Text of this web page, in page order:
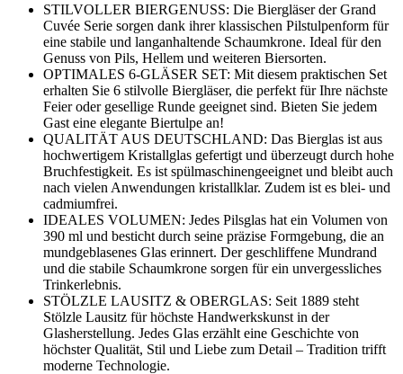
STILVOLLER BIERGENUSS: Die Biergläser der Grand
Cuvée Serie sorgen dank ihrer klassischen Pilstulpenform für
eine stabile und langanhaltende Schaumkrone. Ideal für den
Genuss von Pils, Hellem und weiteren Biersorten.
OPTIMALES 6-GLÄSER SET: Mit diesem praktischen Set
erhalten Sie 6 stilvolle Biergläser, die perfekt für Ihre nächste
Feier oder gesellige Runde geeignet sind. Bieten Sie jedem
Gast eine elegante Biertulpe an!
QUALITÄT AUS DEUTSCHLAND: Das Bierglas ist aus
hochwertigem Kristallglas gefertigt und überzeugt durch hohe
Bruchfestigkeit. Es ist spülmaschinengeeignet und bleibt auch
nach vielen Anwendungen kristallklar. Zudem ist es blei- und
cadmiumfrei.
IDEALES VOLUMEN: Jedes Pilsglas hat ein Volumen von
390 ml und besticht durch seine präzise Formgebung, die an
mundgeblasenes Glas erinnert. Der geschliffene Mundrand
und die stabile Schaumkrone sorgen für ein unvergessliches
Trinkerlebnis.
STÖLZLE LAUSITZ & OBERGLAS: Seit 1889 steht
Stölzle Lausitz für höchste Handwerkskunst in der
Glasherstellung. Jedes Glas erzählt eine Geschichte von
höchster Qualität, Stil und Liebe zum Detail – Tradition trifft
moderne Technologie.